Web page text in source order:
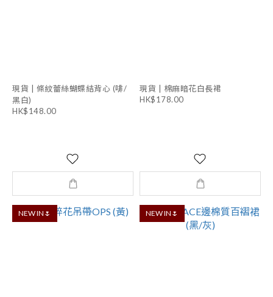
現貨 | 條紋蕾絲蝴蝶結背心 (啡/
黑白)
HK$148.00
現貨 | 棉麻暗花白長裙
HK$178.00
NEW IN🌷 NEW IN🌷